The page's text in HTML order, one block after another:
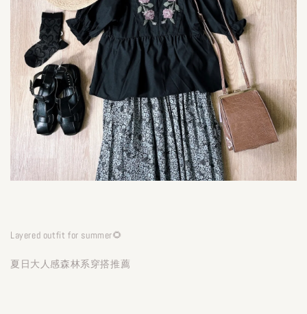
Layered outfit for summer🌻
夏日大人感森林系穿搭推薦